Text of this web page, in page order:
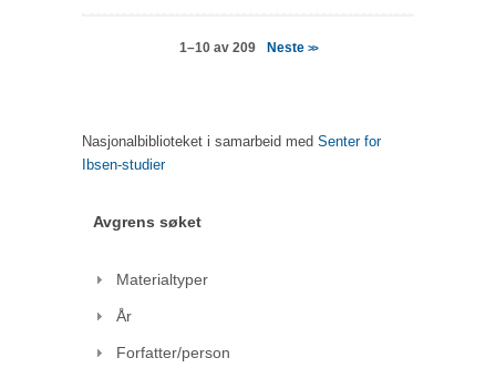
1–10 av 209 Neste >>
Nasjonalbiblioteket i samarbeid med Senter for
Ibsen-studier
Avgrens søket
Materialtyper
År
Forfatter/person